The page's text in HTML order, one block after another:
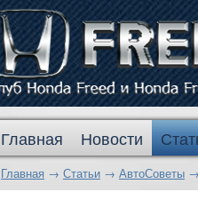
Главная Новости
Главная → Статьи → АвтоСоветы →